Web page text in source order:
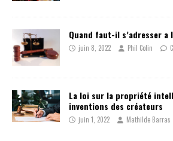
Quand faut-il s’adresser a
juin 8, 2022 Phil Colin
La loi sur la propriété
inventions des créateurs
juin 1, 2022 Mathilde Barras